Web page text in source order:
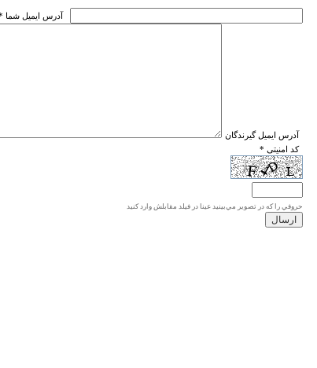
* آدرس ايميل شما
* آدرس ايميل گيرندگان
* کد امنیتی
حروفي را كه در تصوير مي‌بينيد عينا در فيلد مقابلش وارد كنيد